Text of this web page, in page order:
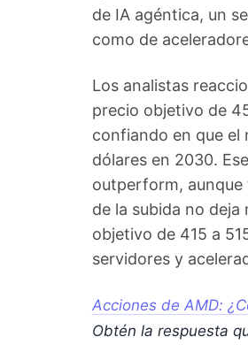
de IA agéntica, un
como de
Los analistas
precio objetivo de
confiando en que el
dólares en 2030.
outperform, aunque
de la subida no
objetivo de 415 a
servidores y
Acciones de AMD:
Obtén la respuesta